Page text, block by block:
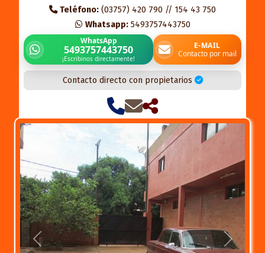
Teléfono: (03757) 420 790 // 154 43 750
Whatsapp:5493757443750
WhatsApp
5493757443750
¡Escribinos directamente!
E-MAIL
Contacto por mail
Contacto directo con propietarios
Anterior Próximo